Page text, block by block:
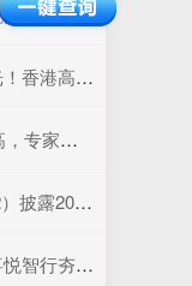
续多！
动汇丰账户资产
重要引擎
日股价上涨3.33%
装行业优势